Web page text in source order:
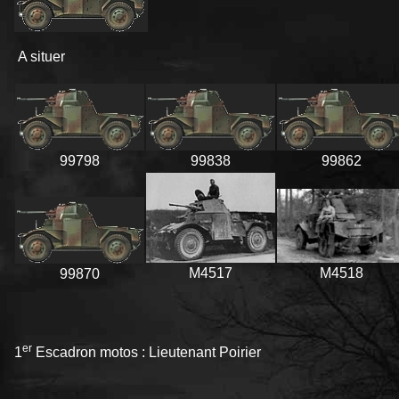
A situer
99798 99838 99862
99870 M4517 M4518
1er Escadron motos : Lieutenant Poirier